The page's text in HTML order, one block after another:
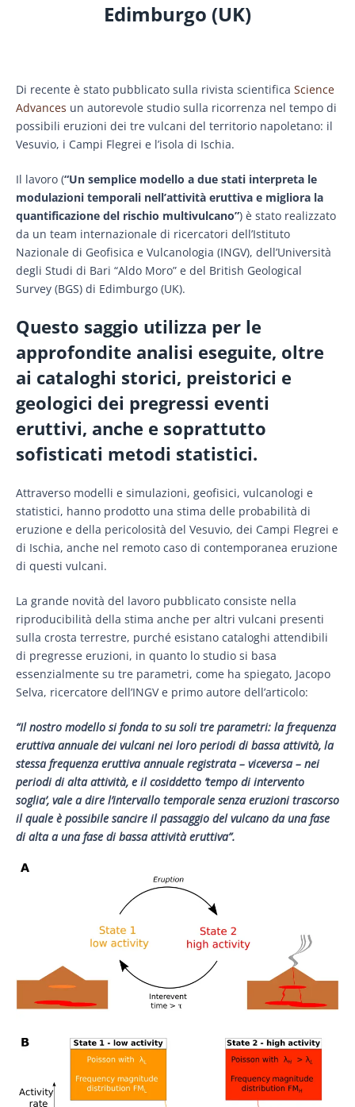
Edimburgo (UK)
Di recente è stato pubblicato sulla rivista scientifica Science
Advances un autorevole studio sulla ricorrenza nel tempo di
possibili eruzioni dei tre vulcani del territorio napoletano: il
Vesuvio, i Campi Flegrei e l’isola di Ischia.
Il lavoro (“Un semplice modello a due stati interpreta le
modulazioni temporali nell’attività eruttiva e migliora la
quantificazione del rischio multivulcano”) è stato realizzato
da un team internazionale di ricercatori dell’Istituto
Nazionale di Geofisica e Vulcanologia (INGV), dell’Università
degli Studi di Bari “Aldo Moro” e del British Geological
Survey (BGS) di Edimburgo (UK).
Questo saggio utilizza per le
approfondite analisi eseguite, oltre
ai cataloghi storici, preistorici e
geologici dei pregressi eventi
eruttivi, anche e soprattutto
sofisticati metodi statistici.
Attraverso modelli e simulazioni, geofisici, vulcanologi e
statistici, hanno prodotto una stima delle probabilità di
eruzione e della pericolosità del Vesuvio, dei Campi Flegrei e
di Ischia, anche nel remoto caso di contemporanea eruzione
di questi vulcani.
La grande novità del lavoro pubblicato consiste nella
riproducibilità della stima anche per altri vulcani presenti
sulla crosta terrestre, purché esistano cataloghi attendibili
di pregresse eruzioni, in quanto lo studio si basa
essenzialmente su tre parametri, come ha spiegato, Jacopo
Selva, ricercatore dell’INGV e primo autore dell’articolo:
“Il nostro modello si fonda to su soli tre parametri: la frequenza
eruttiva annuale dei vulcani nei loro periodi di bassa attività, la
stessa frequenza eruttiva annuale registrata – viceversa – nei
periodi di alta attività, e il cosiddetto ‘tempo di intervento
soglia’, vale a dire l’intervallo temporale senza eruzioni trascorso
il quale è possibile sancire il passaggio del vulcano da una fase
di alta a una fase di bassa attività eruttiva”.